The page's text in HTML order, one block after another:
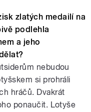
zlatých medailí na
podlehla
a jeho
nebudou
si prohráli
hráčů. Dvakrát
ponaučit. Lotyše